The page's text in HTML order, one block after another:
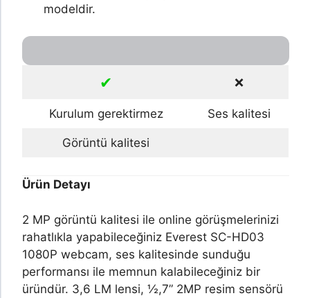
modeldir.
✔ ❌
Kurulum gerektirmez Ses kalitesi
Görüntü kalitesi
Ürün Detayı
2 MP görüntü kalitesi ile online görüşmelerinizi
rahatlıkla yapabileceğiniz Everest SC-HD03
1080P webcam, ses kalitesinde sunduğu
performansı ile memnun kalabileceğiniz bir
üründür. 3,6 LM lensi, ½,7” 2MP resim sensörü